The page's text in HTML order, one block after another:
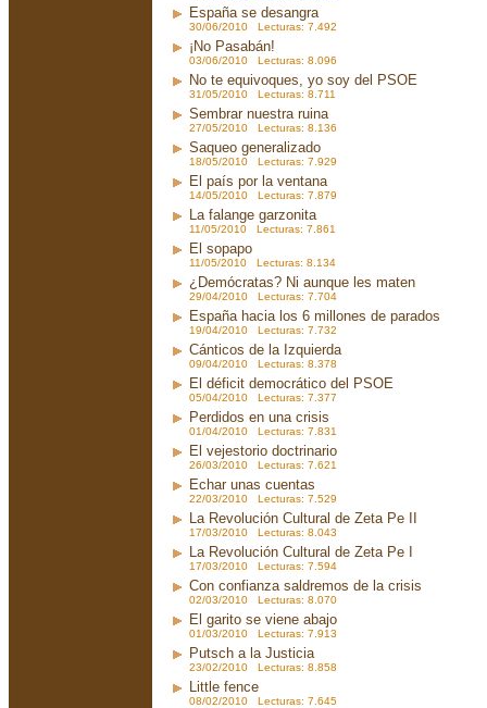
España se desangra
30/06/2010 Lecturas: 7.492
¡No Pasabán!
03/06/2010 Lecturas: 8.096
No te equivoques, yo soy del PSOE
31/05/2010 Lecturas: 8.711
Sembrar nuestra ruina
27/05/2010 Lecturas: 8.136
Saqueo generalizado
18/05/2010 Lecturas: 7.929
El país por la ventana
14/05/2010 Lecturas: 7.879
La falange garzonita
11/05/2010 Lecturas: 7.861
El sopapo
11/05/2010 Lecturas: 8.134
¿Demócratas? Ni aunque les maten
29/04/2010 Lecturas: 7.704
España hacia los 6 millones de parados
19/04/2010 Lecturas: 7.732
Cánticos de la Izquierda
09/04/2010 Lecturas: 8.378
El déficit democrático del PSOE
05/04/2010 Lecturas: 7.377
Perdidos en una crisis
01/04/2010 Lecturas: 7.831
El vejestorio doctrinario
26/03/2010 Lecturas: 7.621
Echar unas cuentas
22/03/2010 Lecturas: 7.529
La Revolución Cultural de Zeta Pe II
17/03/2010 Lecturas: 8.043
La Revolución Cultural de Zeta Pe I
17/03/2010 Lecturas: 7.594
Con confianza saldremos de la crisis
02/03/2010 Lecturas: 8.070
El garito se viene abajo
01/03/2010 Lecturas: 7.913
Putsch a la Justicia
23/02/2010 Lecturas: 8.858
Little fence
08/02/2010 Lecturas: 7.645